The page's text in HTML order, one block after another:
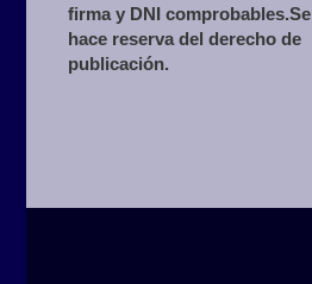
firma y DNI comprobables.Se
hace reserva del derecho de
publicación.